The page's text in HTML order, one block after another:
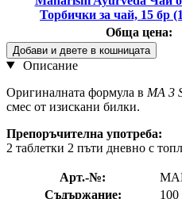
Торбички за чай, 15 бр
Обща цена:
Добави и двете в кошницата
Описание
Оригиналната формула в MA 3
смес от изискани билки.
Препоръчителна употреба:
2 таблетки 2 пъти дневно с
Арт.-№:
Съдържание:
100